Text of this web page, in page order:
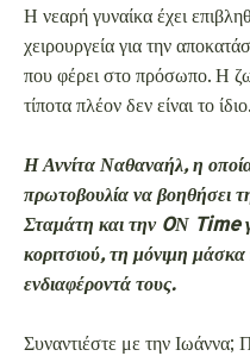
Η νεαρή γυναίκα έχει
χειρουργεία για την
που φέρει στο πρόσωπο. Η
τίποτα πλέον δεν είναι το ίδιο.
Η Αννίτα Ναθαναήλ, η
πρωτοβουλία να βοηθήσει
Σταμάτη και την OΝ Time
κοριτσιού, τη μόνιμη
ενδιαφέροντά τους.
Συναντιέστε με την Ιωάννα;